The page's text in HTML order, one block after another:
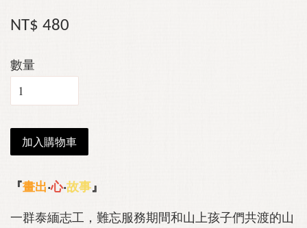
NT$ 480
數量
加入購物車
『畫出‧心‧故事』
一群泰緬志工，難忘服務期間和山上孩子們共渡的山